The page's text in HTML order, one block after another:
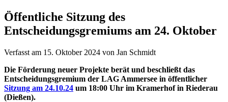
Öffentliche Sitzung des
Entscheidungsgremiums am 24. Oktober
Verfasst am 15. Oktober 2024 von Jan Schmidt
Die Förderung neuer Projekte berät und beschließt das
Entscheidungsgremium der LAG Ammersee in öffentlicher
Sitzung am 24.10.24 um 18:00 Uhr im Kramerhof in Riederau
(Dießen).